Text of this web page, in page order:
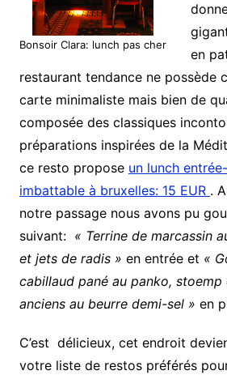
Bonsoir Clara: lunch pas cher
en
restaurant tendance ne possède
carte minimaliste mais bien de
composée des classiques
préparations inspirées de la
ce resto propose un lunch
imbattable à bruxelles: 15 EUR .
notre passage nous avons pu
suivant: « Terrine de marcassin
et jets de radis » en entrée et «
cabillaud pané au panko, stoemp
anciens au beurre demi-sel » en
C’est délicieux, cet endroit
votre liste de restos préférés